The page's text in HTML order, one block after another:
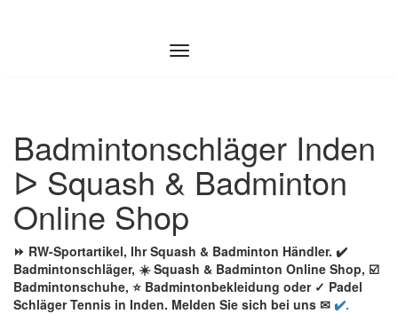
Badmintonschläger Inden
ᐅ Squash & Badminton
Online Shop
⏩ RW-Sportartikel, Ihr Squash & Badminton Händler. ✔️
Badmintonschläger, ☀️ Squash & Badminton Online Shop, ☑️
Badmintonschuhe, ⭐ Badmintonbekleidung oder ✓ Padel
Schläger Tennis in Inden. Melden Sie sich bei uns ✉ ✔️.